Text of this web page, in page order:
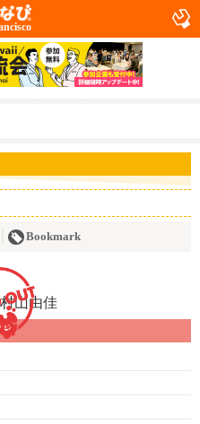
Bookmark
ย